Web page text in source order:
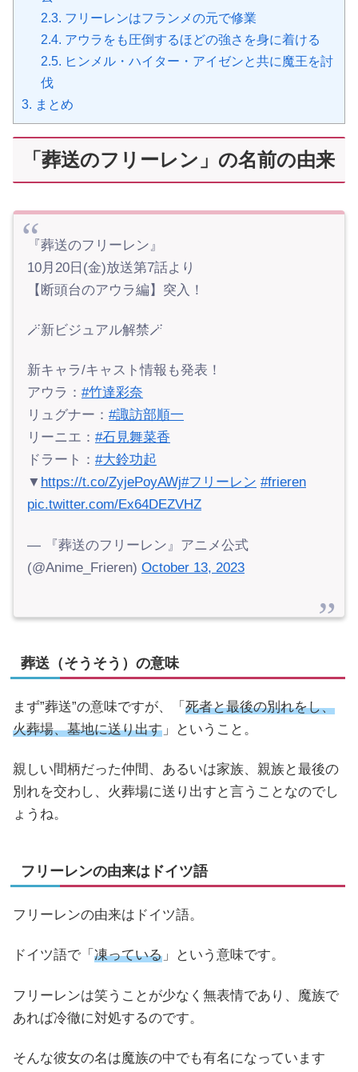
2.3. フリーレンはフランメの元で修業
2.4. アウラをも圧倒するほどの強さを身に着ける
2.5. ヒンメル・ハイター・アイゼンと共に魔王を討
伐
3. まとめ
「葬送のフリーレン」の名前の由来
『葬送のフリーレン』
10月20日(金)放送第7話より
【断頭台のアウラ編】突入！
🪄新ビジュアル解禁🪄
新キャラ/キャスト情報も発表！
アウラ： #竹達彩奈
リュグナー： #諏訪部順一
リーニエ： #石見舞菜香
ドラート： #大鈴功起
▼ https://t.co/ZyjePoyAWj#フリーレン #frieren
pic.twitter.com/Ex64DEZVHZ
— 『葬送のフリーレン』アニメ公式
(@Anime_Frieren) October 13, 2023
葬送（そうそう）の意味
まず”葬送”の意味ですが、「 死者と最後の別れをし、
火葬場、墓地に送り出す 」ということ。
親しい間柄だった仲間、あるいは家族、親族と最後の
別れを交わし、火葬場に送り出すと言うことなのでし
ょうね。
フリーレンの由来はドイツ語
フリーレンの由来はドイツ語。
ドイツ語で「 凍っている 」という意味です。
フリーレンは笑うことが少なく無表情であり、魔族で
あれば冷徹に対処するのです。
そんな彼女の名は魔族の中でも有名になっています